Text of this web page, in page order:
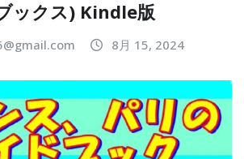
ックス) Kindle版
8月 15, 2024